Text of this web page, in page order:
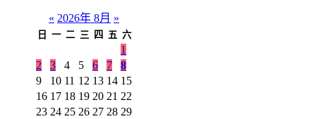
« 2026年 8月 »
日 一 二 三 四 五 六
1
2
3 4 5 6 7
8
9
10 11 12 13 14 15
16 17 18 19 20 21 22
23 24 25 26 27 28 29